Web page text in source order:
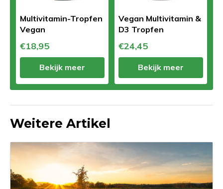
Multivitamin-Tropfen
Vegan
€18,95
Bekijk meer
Vegan Multivitamin &
D3 Tropfen
€24,45
Bekijk meer
Weitere Artikel